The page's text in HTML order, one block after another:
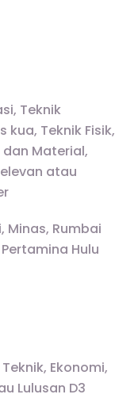
Teknik
kua, Teknik Fisik,
dan Material,
atau
Minas, Rumbai
Hulu
Ekonomi,
Lulusan D3